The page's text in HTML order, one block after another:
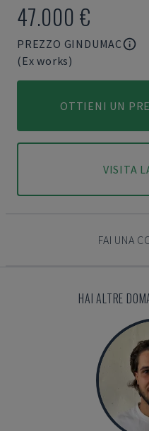
47.000 €
PREZZO GINDUMAC
(Ex works)
OTTIENI UN
VISITA
FAI UNA
HAI ALTRE